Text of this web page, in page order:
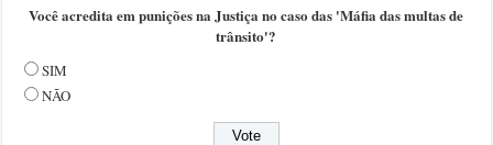
Você acredita em punições na Justiça no caso das 'Máfia das multas de
trânsito'?
SIM
NÃO